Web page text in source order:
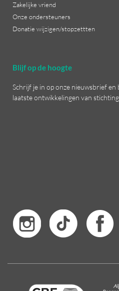
Zakelijke vriend
Onze ondersteuners
Donatie wijzigen/stopzettten
Blijf op de hoogte
Schrijf je in op onze nieuwsbrief
laatste ontwikkelingen van